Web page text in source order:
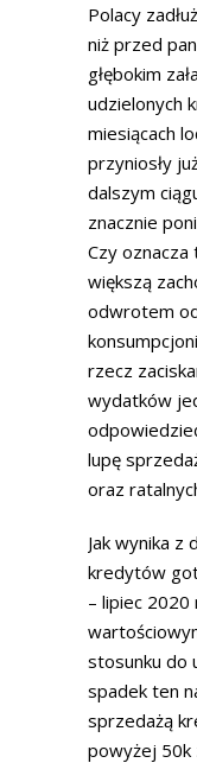
Polacy
niż przed
głębokim
udzielonych
miesiącach
przyniosły
dalszym
znacznie
Czy oznacza
większą
odwrotem
rzecz
wydatków
lupę
oraz
Jak wynika z
kredytów
– lipiec 2020
stosunku do
spadek ten
sprzedażą
powyżej 50k